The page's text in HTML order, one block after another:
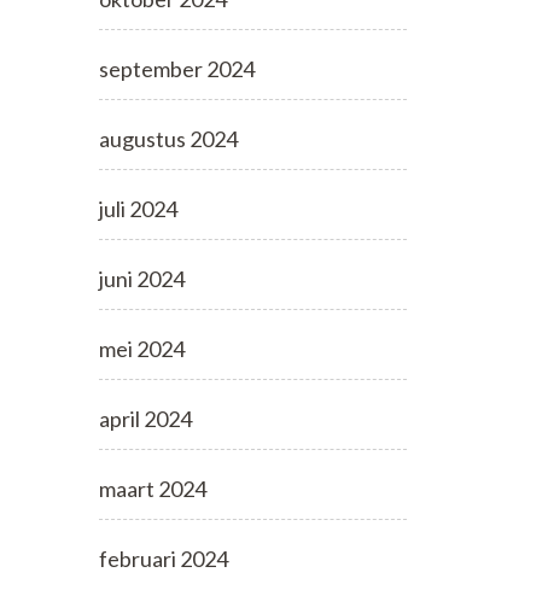
september 2024
augustus 2024
juli 2024
juni 2024
mei 2024
april 2024
maart 2024
februari 2024